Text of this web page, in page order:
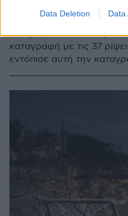
Data Deletion Data
Ρωτήθηκε και απάντησε
καταγραφή με τις 37
εντόπισε αυτή την